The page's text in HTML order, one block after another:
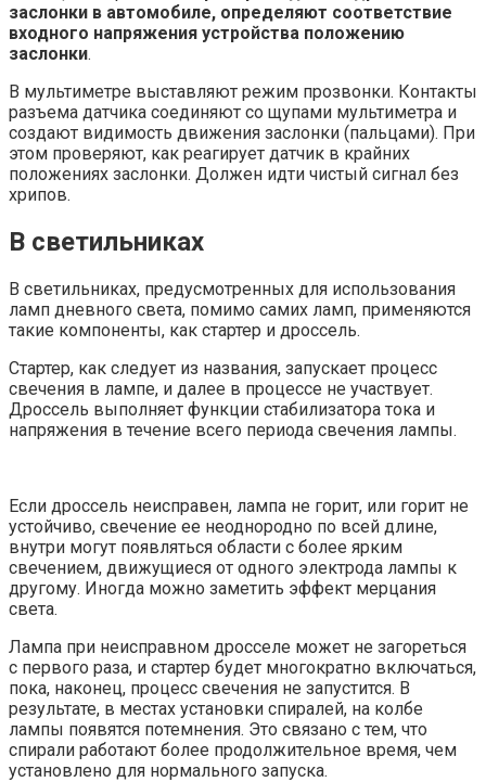
заслонки в автомобиле, определяют соответствие
входного напряжения устройства положению
заслонки.
В мультиметре выставляют режим прозвонки. Контакты
разъема датчика соединяют со щупами мультиметра и
создают видимость движения заслонки (пальцами). При
этом проверяют, как реагирует датчик в крайних
положениях заслонки. Должен идти чистый сигнал без
хрипов.
В светильниках
В светильниках, предусмотренных для использования
ламп дневного света, помимо самих ламп, применяются
такие компоненты, как стартер и дроссель.
Стартер, как следует из названия, запускает процесс
свечения в лампе, и далее в процессе не участвует.
Дроссель выполняет функции стабилизатора тока и
напряжения в течение всего периода свечения лампы.
Если дроссель неисправен, лампа не горит, или горит не
устойчиво, свечение ее неоднородно по всей длине,
внутри могут появляться области с более ярким
свечением, движущиеся от одного электрода лампы к
другому. Иногда можно заметить эффект мерцания
света.
Лампа при неисправном дросселе может не загореться
с первого раза, и стартер будет многократно включаться,
пока, наконец, процесс свечения не запустится. В
результате, в местах установки спиралей, на колбе
лампы появятся потемнения. Это связано с тем, что
спирали работают более продолжительное время, чем
установлено для нормального запуска.